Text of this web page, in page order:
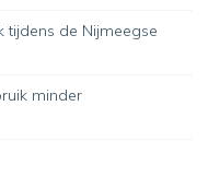
tijdens de Nijmeegse
minder